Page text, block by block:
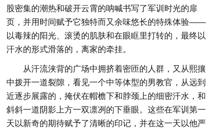
股密集的潮热和破开云霄的呐喊书写了军训时光的扉
页，并用时间赋予它独特而又余味悠长的特殊体验——
以毒辣的阳光、滚烫的肌肤和在眼眶里打转的，最终以
汗水的形式滑落的，离家的牵挂。
从汗流浃背的广场中拥挤着密匝的人群，又从熙攘
中拨开一道裂隙，看见一个中等体型的男教官，从远到
近逐步展露的，掩伏在帽檐下和脖颈上的细密汗水，和
斜斜一道阴影上方一双凛冽的下垂眼。这些在军训第一
天以新奇的期待赋予了清晰的印记，并在这一天以他严